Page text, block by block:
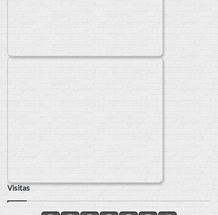
Visitas